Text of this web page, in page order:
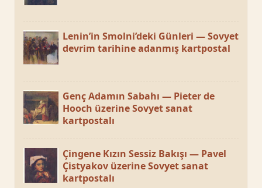
Lenin’in Smolni’deki Günleri — Sovyet
devrim tarihine adanmış kartpostal
Genç Adamın Sabahı — Pieter de
Hooch üzerine Sovyet sanat
kartpostalı
Çingene Kızın Sessiz Bakışı — Pavel
Çistyakov üzerine Sovyet sanat
kartpostalı